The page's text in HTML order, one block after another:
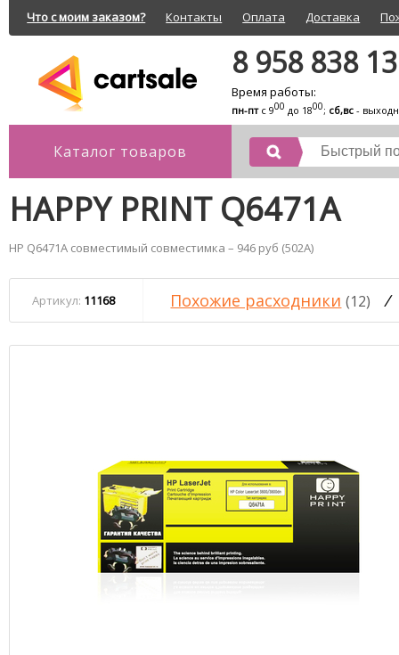
Что с моим заказом? Контакты Оплата Доставка
8 958 838
Время работы:
пн-птс 900 до 1800; сб,вс -
Каталог товаров
HAPPY PRINT Q6471A
HP Q6471A совместимый совместимка – 946 руб (502A)
Артикул: 11168 Похожие расходники (12) /